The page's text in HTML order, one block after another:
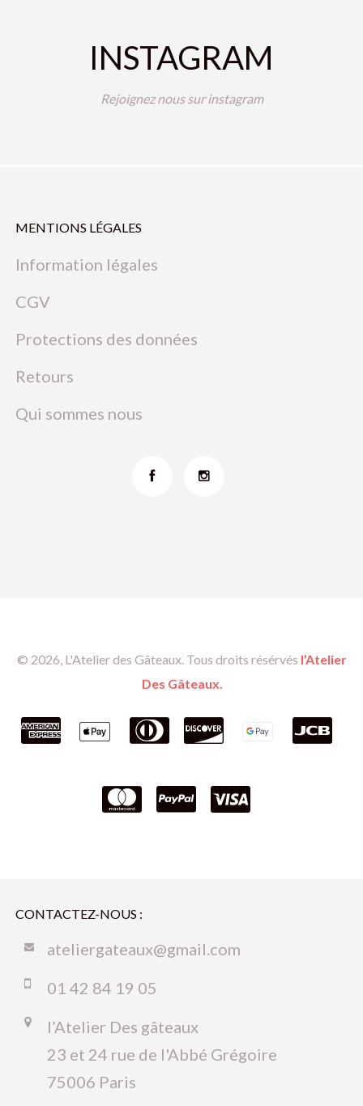
INSTAGRAM
Rejoignez nous sur instagram
MENTIONS LÉGALES
Information légales
CGV
Protections des données
Retours
Qui sommes nous
© 2026, L'Atelier des Gâteaux. Tous droits résérvés l’Atelier
Des Gâteaux.
CONTACTEZ-NOUS :
ateliergateaux@gmail.com
01 42 84 19 05
l’Atelier Des gâteaux
23 et 24 rue de l'Abbé Grégoire
75006 Paris